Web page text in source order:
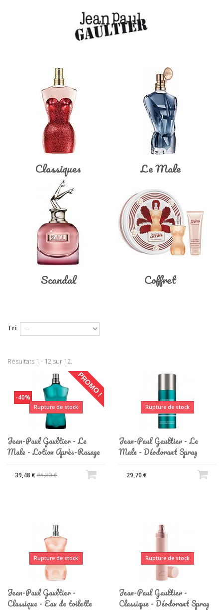
Classiques Le Male
Scandal Coffret
Tri
Résultats 1 - 12 sur 12.
-40%
Rupture de stock
PROMO !
Jean-Paul Gaultier - Le
Male - Lotion Après-Rasage
39,48 € 65,80 €
Rupture de stock
Jean-Paul Gaultier - Le
Male - Déodorant Spray
29,70 €
Rupture de stock
Jean-Paul Gaultier -
Classique - Eau de toilette
Rupture de stock
Jean-Paul Gaultier -
Classique - Déodorant Spray